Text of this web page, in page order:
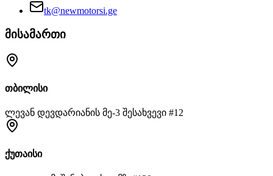
tk@newmotorsi.ge
მისამართი
თბილისი
ლევან დევდარიანის მე-3 შესახვევი #12
ქუთაისი